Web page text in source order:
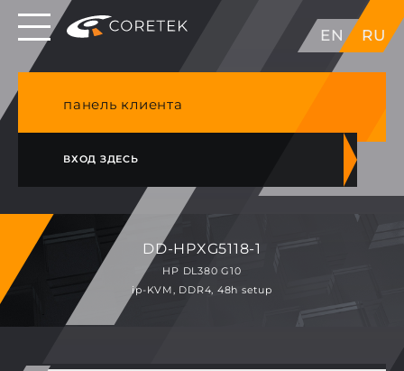
EN RU
Выделенные серверы в ЕС, Японии, ГК, США
NVME VPS & cPanel премиум хостинг в
панель клиента
ВХОД ЗДЕСЬ
DD-HPXG5118-1
HP DL380 G10
ip-KVM, DDR4, 48h setup